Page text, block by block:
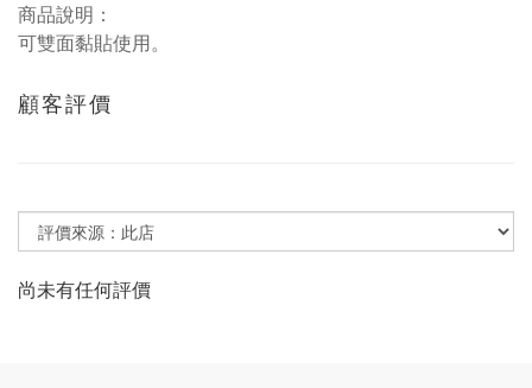
商品說明：
可雙面黏貼使用。
顧客評價
尚未有任何評價